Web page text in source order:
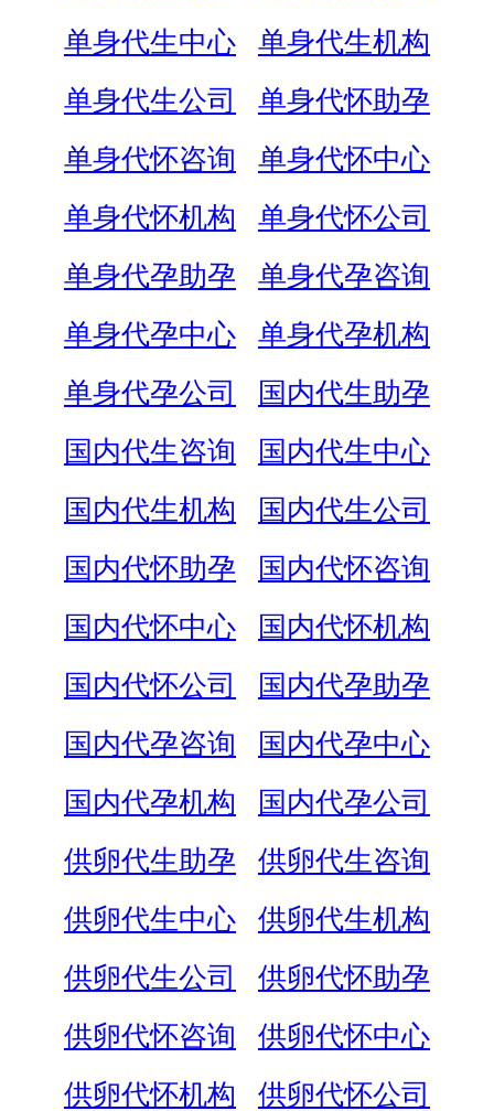
单身代生中心
单身代生机构
单身代生公司
单身代怀助孕
单身代怀咨询
单身代怀中心
单身代怀机构
单身代怀公司
单身代孕助孕
单身代孕咨询
单身代孕中心
单身代孕机构
单身代孕公司
国内代生助孕
国内代生咨询
国内代生中心
国内代生机构
国内代生公司
国内代怀助孕
国内代怀咨询
国内代怀中心
国内代怀机构
国内代怀公司
国内代孕助孕
国内代孕咨询
国内代孕中心
国内代孕机构
国内代孕公司
供卵代生助孕
供卵代生咨询
供卵代生中心
供卵代生机构
供卵代生公司
供卵代怀助孕
供卵代怀咨询
供卵代怀中心
供卵代怀机构
供卵代怀公司